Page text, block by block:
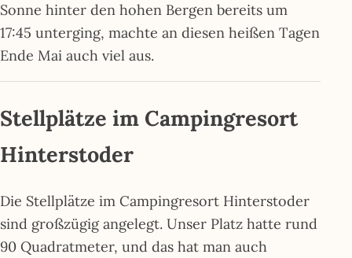
Sonne hinter den hohen Bergen bereits um
17:45 unterging, machte an diesen heißen Tagen
Ende Mai auch viel aus.
Stellplätze im Campingresort
Hinterstoder
Die Stellplätze im Campingresort Hinterstoder
sind großzügig angelegt. Unser Platz hatte rund
90 Quadratmeter, und das hat man auch